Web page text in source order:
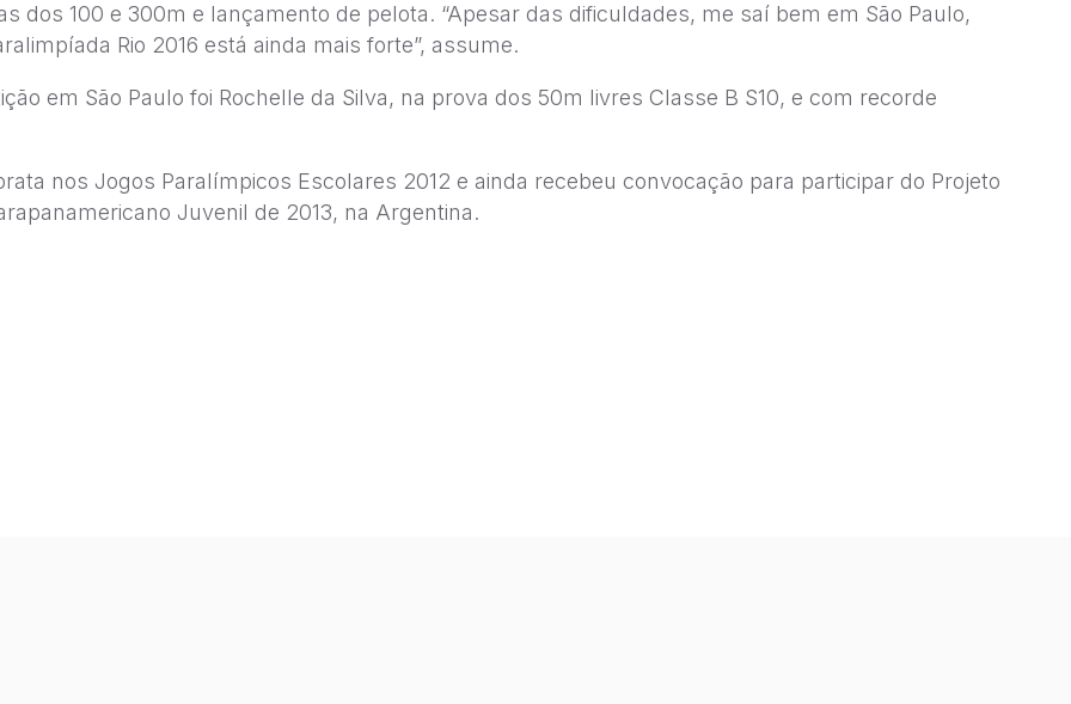
dos 100 e 300m e lançamento de pelota. “Apesar das dificuldades, me saí bem em São Paulo,
Rio 2016 está ainda mais forte”, assume.
em São Paulo foi Rochelle da Silva, na prova dos 50m livres Classe B S10, e com recorde
nos Jogos Paralímpicos Escolares 2012 e ainda recebeu convocação para participar do Projeto
Juvenil de 2013, na Argentina.